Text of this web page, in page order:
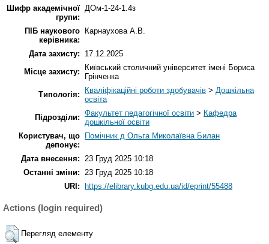
Шифр академічної
групи:
ДОм-1-24-1.4з
ПІБ наукового
керівника:
Карнаухова А.В.
Дата захисту:
17.12.2025
Місце захисту:
Київський столичний університет імені Бориса
Грінченка
Типологія:
Кваліфікаційні роботи здобувачів > Дошкільна
освіта
Підрозділи: Факультет педагогічної освіти > Кафедра
дошкільної освіти
Користувач, що
депонує:
Помічник д Ольга Миколаївна Билан
Дата внесення: 23 Груд 2025 10:18
Останні зміни: 23 Груд 2025 10:18
URI:
https://elibrary.kubg.edu.ua/id/eprint/55488
Actions (login required)
Перегляд елементу